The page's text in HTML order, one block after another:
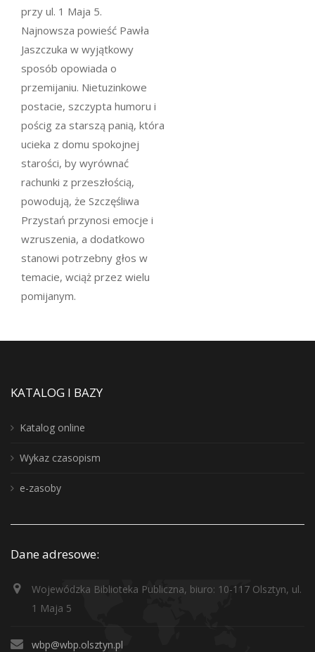
przy ul. 1 Maja 5.
Najnowsza powieść Pawła
Jaszczuka w wyjątkowy
sposób opowiada o
przemijaniu. Nietuzinkowe
postacie, szczypta humoru i
pościg za starszą panią, która
ucieka z domu spokojnej
starości, by wyrównać
rachunki z przeszłością,
powodują, że Szczęśliwa
Przystań przynosi emocje i
wzruszenia, a dodatkowo
stanowi potrzebny głos w
temacie, wciąż przez wielu
pomijanym.
KATALOG I BAZY
Katalog online
Wykaz czasopism
e-zasoby
Dane adresowe:
Wojewódzka Biblioteka Publiczna, biuro: 10-117 Olsztyn, ul.
1 Maja 5
wbp@wbp.olsztyn.pl